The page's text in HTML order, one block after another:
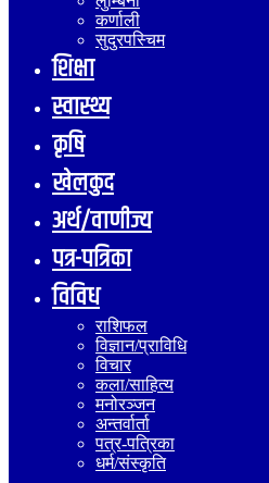
कर्णाली
सुदुरपस्चिम
शिक्षा
स्वास्थ्य
कृषि
खेलकुद
अर्थ/वाणीज्य
पत्र-पत्रिका
विविध
राशिफल
विज्ञान/प्राविधि
विचार
कला/साहित्य
मनोरञ्जन
अन्तर्वार्ता
पत्र-पत्रिका
धर्म/संस्कृति